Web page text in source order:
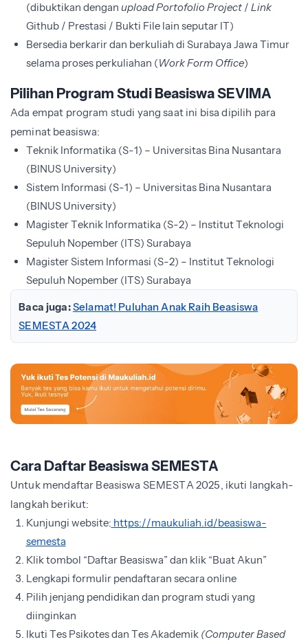
(dibuktikan dengan upload Portofolio Project/ Link
Github / Prestasi / Bukti File lain seputar IT)
Bersedia berkarir dan berkuliah di Surabaya Jawa Timur
selama proses perkuliahan (Work Form Office)
Pilihan Program Studi Beasiswa SEVIMA
Ada empat program studi yang saat ini bisa dipilih para
peminat beasiswa:
Teknik Informatika (S-1) – Universitas Bina Nusantara
(BINUS University)
Sistem Informasi (S-1) – Universitas Bina Nusantara
(BINUS University)
Magister Teknik Informatika (S-2) – Institut Teknologi
Sepuluh Nopember (ITS) Surabaya
Magister Sistem Informasi (S-2) – Institut Teknologi
Sepuluh Nopember (ITS) Surabaya
Baca juga:Selamat! Puluhan Anak Raih Beasiswa
SEMESTA 2024
Cara Daftar Beasiswa SEMESTA
Untuk mendaftar Beasiswa SEMESTA 2025, ikuti langkah-
langkah berikut:
Kunjungi website: https://maukuliah.id/beasiswa-
semesta
Klik tombol “Daftar Beasiswa” dan klik “Buat Akun”
Lengkapi formulir pendaftaran secara online
Pilih jenjang pendidikan dan program studi yang
diinginkan
Ikuti Tes Psikotes dan Tes Akademik (Computer Based